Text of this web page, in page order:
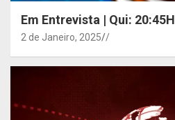
Em Entrevista | Qui: 20:45H
2 de Janeiro, 2025 /